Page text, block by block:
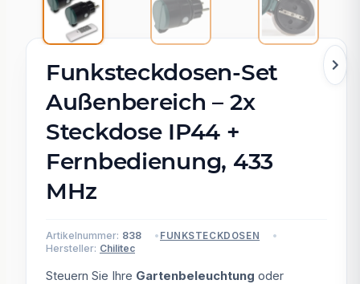
Funksteckdosen-Set
Außenbereich – 2x
Steckdose IP44 +
Fernbedienung, 433
MHz
Artikelnummer: 838 FUNKSTECKDOSEN
Hersteller: Chilitec
Steuern Sie Ihre Gartenbeleuchtung oder